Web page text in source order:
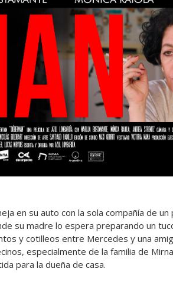
en su auto con la sola compañía de
su madre lo espera preparando un
y cotilleos entre Mercedes y una
especialmente de la familia de
para la dueña de casa.